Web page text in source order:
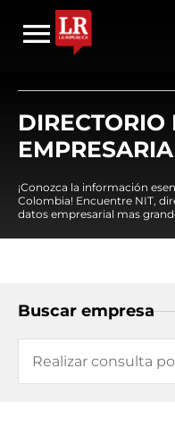
DIRECTORIO
¡Conozca la información
Colombia! Encuentre NIT,
datos empresarial mas
Buscar empresa